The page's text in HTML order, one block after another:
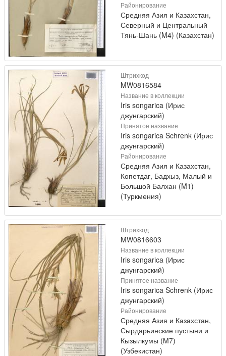
Районирование
Средняя Азия и Казахстан,
Северный и Центральный
Тянь-Шань (M4) (Казахстан)
Штрихкод
MW0816584
Название в коллекции
Iris songarica (Ирис
джунгарский)
Принятое название
Iris songarica Schrenk (Ирис
джунгарский)
Районирование
Средняя Азия и Казахстан,
Копетдаг, Бадхыз, Малый и
Большой Балхан (M1)
(Туркмения)
Штрихкод
MW0816603
Название в коллекции
Iris songarica (Ирис
джунгарский)
Принятое название
Iris songarica Schrenk (Ирис
джунгарский)
Районирование
Средняя Азия и Казахстан,
Сырдарьинские пустыни и
Кызылкумы (M7)
(Узбекистан)